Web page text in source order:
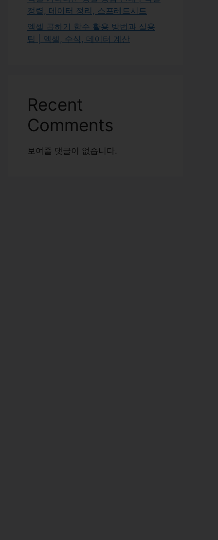
정렬, 데이터 정리, 스프레드시트
엑셀 곱하기 함수 활용 방법과 실용
팁 | 엑셀, 수식, 데이터 계산
Recent
Comments
보여줄 댓글이 없습니다.